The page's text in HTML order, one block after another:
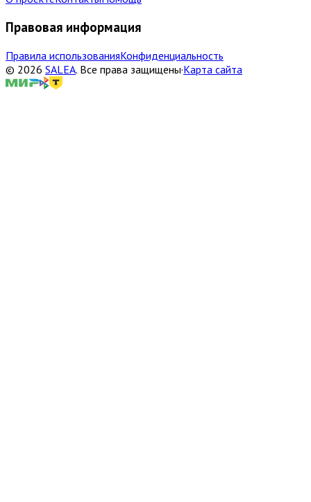
Правовая информация
Правила использованияКонфиденциальность
© 2026 SALEA. Все права защищены·Карта сайта